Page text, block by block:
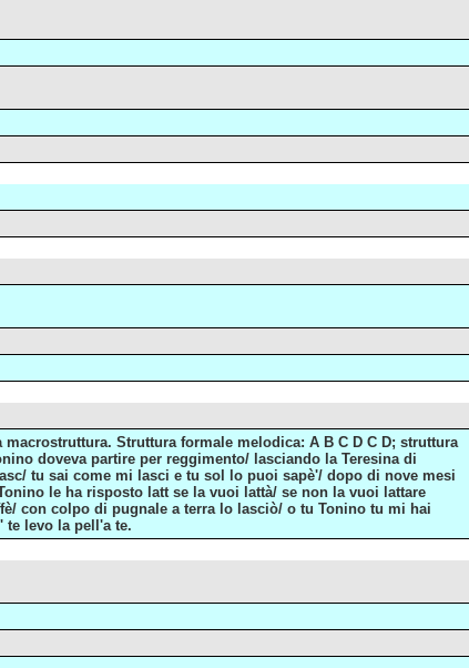
Struttura formale melodica: A B C D C D; struttura
doveva partire per reggimento/ lasciando la Teresina di
tu sai come mi lasci e tu sol lo puoi sapè'/ dopo di nove mesi
le ha risposto latt se la vuoi lattà/ se non la vuoi lattare
con colpo di pugnale a terra lo lasciò/ o tu Tonino tu mi hai
levo la pell'a te.